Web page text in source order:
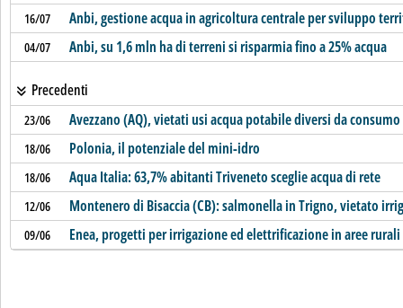
16/07 Anbi, gestione acqua in agricoltura centrale per sviluppo
04/07 Anbi, su 1,6 mln ha di terreni si risparmia fino a 25% acqua
Precedenti
23/06 Avezzano (AQ), vietati usi acqua potabile diversi da
18/06 Polonia, il potenziale del mini-idro
18/06 Aqua Italia: 63,7% abitanti Triveneto sceglie acqua di rete
12/06 Montenero di Bisaccia (CB): salmonella in Trigno, vietato
09/06 Enea, progetti per irrigazione ed elettrificazione in aree rurali